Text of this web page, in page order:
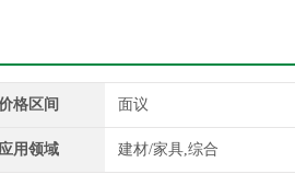
格区间 面议
用领域 建材/家具,综合